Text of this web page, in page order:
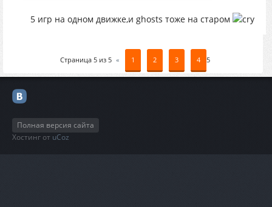
5 игр на одном движке,и ghosts тоже на старом
Страница 5 из 5 « 1 2 3 4 5
Полная версия сайта
Хостинг от uCoz